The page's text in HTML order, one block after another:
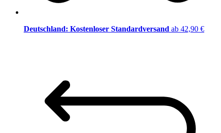
Deutschland: Kostenloser Standardversand ab 42,90 €